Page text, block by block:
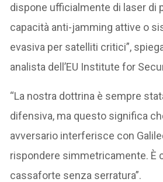
dispone ufficialmente di laser di
capacità anti-jamming attive o
evasiva per satelliti critici”,
analista dell’EU Institute for
“La nostra dottrina è sempre
difensiva, ma questo significa
avversario interferisce con
rispondere simmetricamente. È
cassaforte senza serratura”.